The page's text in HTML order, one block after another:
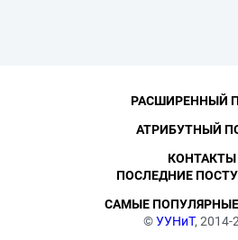
©УУНиТ, 2014-
РАСШИРЕННЫЙ
АТРИБУТНЫЙ
КОНТАКТЫ
ПОСЛЕДНИЕ
САМЫЕ